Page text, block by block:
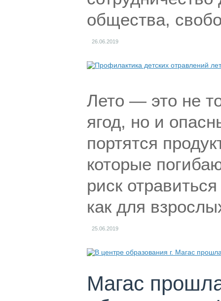
общества,
26.06.2019
Лето — это не
ягод, но и
портятся
которые
риск
как для
25.06.2019
Магас